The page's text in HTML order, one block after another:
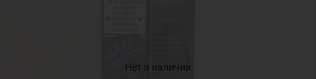
Нет в наличии